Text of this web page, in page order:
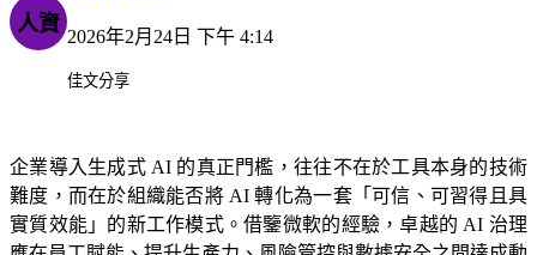
人資 2026年2月24日 下午 4:14
佳文分享
企業導入生成式 AI 的真正門檻，往往不在於工具本身的技術
難度，而在於組織能否將 AI 轉化為一套「可信、可習得且具
實質效能」的新工作模式。借鑒微軟的經驗，卓越的 AI 治理